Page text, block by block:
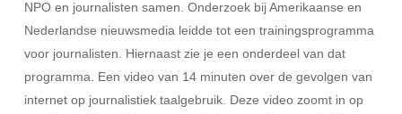
NPO en journalisten samen. Onderzoek bij Amerikaanse en
Nederlandse nieuwsmedia leidde tot een trainingsprogramma
voor journalisten. Hiernaast zie je een onderdeel van dat
programma. Een video van 14 minuten over de gevolgen van
internet op journalistiek taalgebruik. Deze video zoomt in op